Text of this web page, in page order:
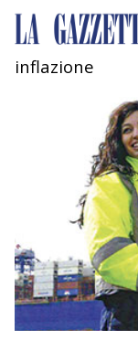
INDUSTRIA
RICERCA
ECONOMIA
TURISMO
inflazione